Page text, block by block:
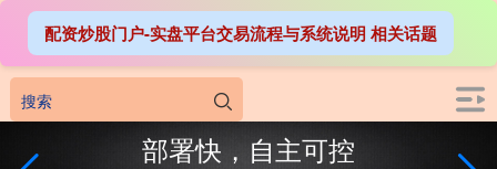
部署快，自主可控
配资炒股门户-实盘平台交易流程与系统说明 相关话题